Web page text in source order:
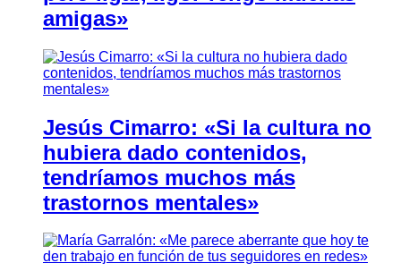
amigas»
Jesús Cimarro: «Si la cultura no
hubiera dado contenidos,
tendríamos muchos más
trastornos mentales»